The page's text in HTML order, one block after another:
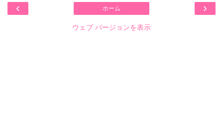
‹ ›
ホーム
ウェブ バージョンを表示